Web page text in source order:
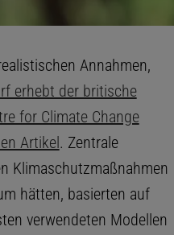
Annahmen,
erhebt der britische
for Climate Change
Artikel. Zentrale
Klimaschutzmaßnahmen
hätten, basierten auf
verwendeten Modellen